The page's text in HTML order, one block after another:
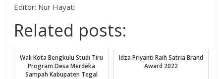
Editor: Nur Hayati
Related posts:
Wali Kota Bengkulu Studi Tiru
Program Desa Merdeka
Sampah Kabupaten Tegal
Idza Priyanti Raih Satria Brand
Award 2022